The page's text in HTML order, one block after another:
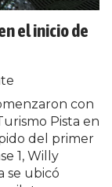
el inicio de
con
Pista en
del primer
1, Willy
se ubicó